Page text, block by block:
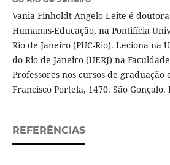
Vania Finholdt Angelo Leite é
Humanas-Educação, na Pontifícia
Rio de Janeiro (PUC-Rio). Leciona na
do Rio de Janeiro (UERJ) na
Professores nos cursos de graduação
Francisco Portela, 1470. São Gonçalo.
REFERÊNCIAS